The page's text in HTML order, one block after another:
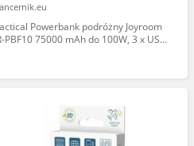
Powerbank podróżny Joyroom
PBF10 75000 mAh do 100W, 3 x USB-